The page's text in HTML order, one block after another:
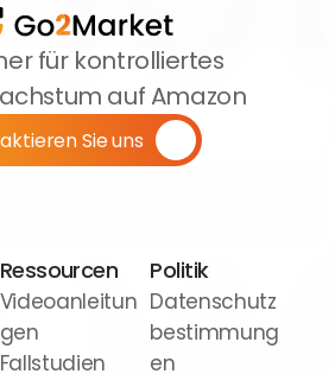
für kontrolliertes
auf Amazon
Sie uns
Ressourcen
Videoanleitun
gen
Fallstudien
Politik
Datenschutz
bestimmung
en